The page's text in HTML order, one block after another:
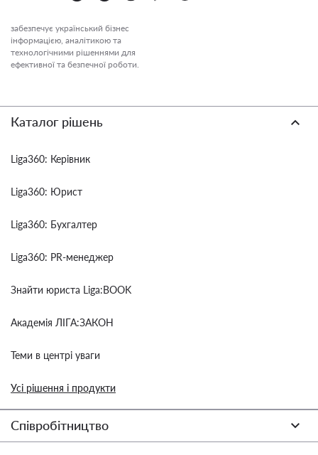
забезпечує український бізнес
інформацією, аналітикою та
технологічними рішеннями для
ефективної та безпечної роботи.
Каталог рішень
Liga360: Керівник
Liga360: Юрист
Liga360: Бухгалтер
Liga360: PR-менеджер
Знайти юриста Liga:BOOK
Академія ЛІГА:ЗАКОН
Теми в центрі уваги
Усі рішення і продукти
Співробітництво